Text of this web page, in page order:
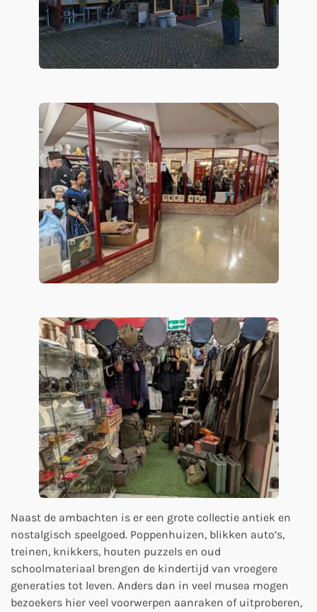
Naast de ambachten is er een grote collectie antiek en
nostalgisch speelgoed. Poppenhuizen, blikken auto’s,
treinen, knikkers, houten puzzels en oud
schoolmateriaal brengen de kindertijd van vroegere
generaties tot leven. Anders dan in veel musea mogen
bezoekers hier veel voorwerpen aanraken of uitproberen,